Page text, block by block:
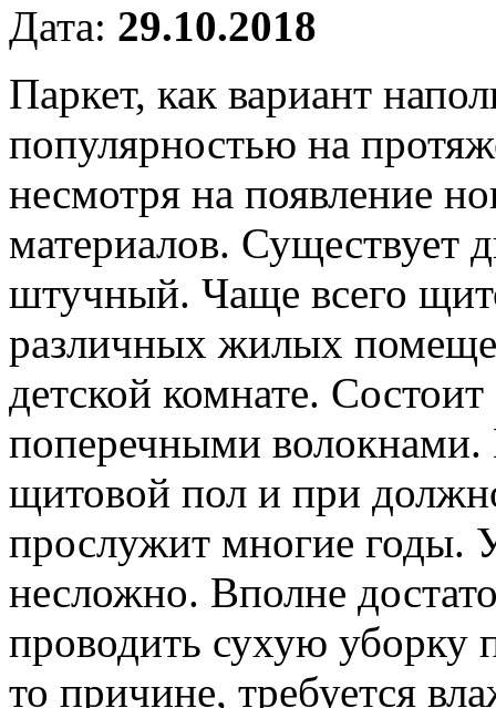
Дата: 29.10.2018
Паркет, как вариант
популярностью на
несмотря на появление
материалов. Существует
штучный. Чаще всего
различных жилых
детской комнате.
поперечными
щитовой пол и при
прослужит многие годы.
несложно. Вполне
проводить сухую
то причине, требуется